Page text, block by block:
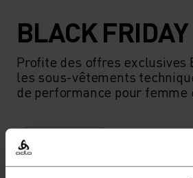
BLACK FRIDAY
Profite des offres exclusives
les sous-vêtements
de performance pour femme